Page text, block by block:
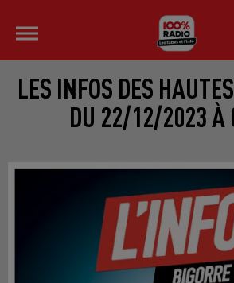
LES INFOS DES
DU 22/12/2023 À